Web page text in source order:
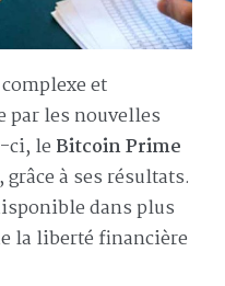
et
par les nouvelles
ci, le Bitcoin Prime
à ses résultats.
dans plus
la liberté financière